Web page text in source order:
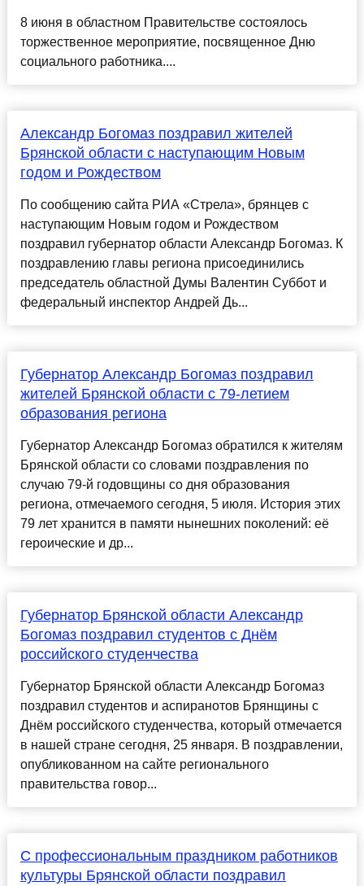
8 июня в областном Правительстве состоялось
торжественное мероприятие, посвященное Дню
социального работника....
Александр Богомаз поздравил жителей
Брянской области с наступающим Новым
годом и Рождеством
По сообщению сайта РИА «Стрела», брянцев с
наступающим Новым годом и Рождеством
поздравил губернатор области Александр Богомаз. К
поздравлению главы региона присоединились
председатель областной Думы Валентин Суббот и
федеральный инспектор Андрей Дь...
Губернатор Александр Богомаз поздравил
жителей Брянской области с 79-летием
образования региона
Губернатор Александр Богомаз обратился к жителям
Брянской области со словами поздравления по
случаю 79-й годовщины со дня образования
региона, отмечаемого сегодня, 5 июля. История этих
79 лет хранится в памяти нынешних поколений: её
героические и др...
Губернатор Брянской области Александр
Богомаз поздравил студентов с Днём
российского студенчества
Губернатор Брянской области Александр Богомаз
поздравил студентов и аспиранотов Брянщины с
Днём российского студенчества, который отмечается
в нашей стране сегодня, 25 января. В поздравлении,
опубликованном на сайте регионального
правительства говор...
С профессиональным праздником работников
культуры Брянской области поздравил